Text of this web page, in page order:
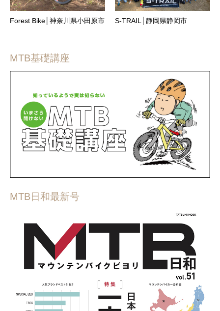
Forest Bike│神奈川県小田原市 S-TRAIL│静岡県静岡市
MTB基礎講座
MTB日和最新号